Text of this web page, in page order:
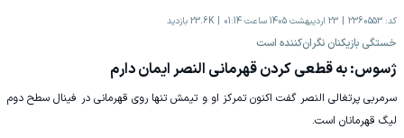
کد: 2360553 23 اردیبهشت 1405 ساعت 01:14 23.6K بازدید
خستگی بازیکنان نگران‌کننده است
ژسوس: به قطعی کردن قهرمانی النصر ایمان دارم
سرمربی پرتغالی النصر گفت اکنون تمرکز او و تیمش تنها روی قهرمانی در فینال سطح دوم
لیگ قهرمانان است.